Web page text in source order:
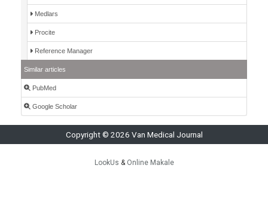
Medlars
Procite
Reference Manager
Similar articles
PubMed
Google Scholar
Copyright © 2026 Van Medical Journal
LookUs & Online Makale